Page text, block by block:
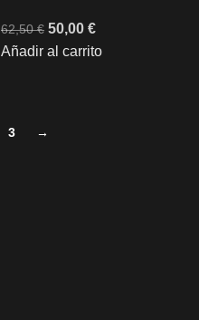
62,50€ 50,00 €
Añadir al carrito
3 →